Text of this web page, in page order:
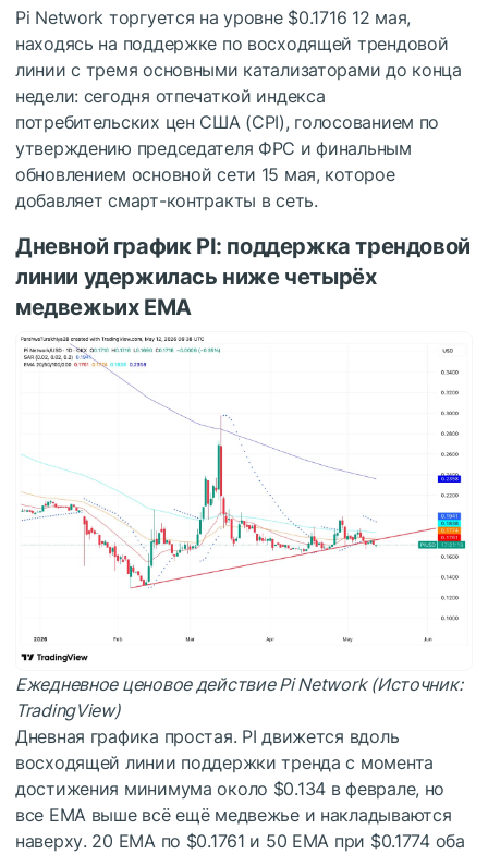
Pi Network торгуется на уровне $0.1716 12 мая,
находясь на поддержке по восходящей трендовой
линии с тремя основными катализаторами до конца
недели: сегодня отпечаткой индекса
потребительских цен США (CPI), голосованием по
утверждению председателя ФРС и финальным
обновлением основной сети 15 мая, которое
добавляет смарт-контракты в сеть.
Дневной график PI: поддержка трендовой
линии удержилась ниже четырёх
медвежьих EMA
Ежедневное ценовое действие Pi Network (Источник:
TradingView)
Дневная графика простая. PI движется вдоль
восходящей линии поддержки тренда с момента
достижения минимума около $0.134 в феврале, но
все EMA выше всё ещё медвежье и накладываются
наверху. 20 EMA по $0.1761 и 50 EMA при $0.1774 оба